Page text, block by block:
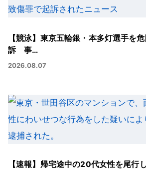
【競泳】東京五輪銀・本多灯選手を
訴 事…
2026.08.07
【速報】帰宅途中の20代女性を尾行